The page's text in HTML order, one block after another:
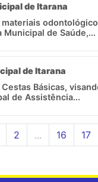
de Itarana
de Saúde,...
de Itarana
Básicas,
de Assistência...
2 ... 16 17